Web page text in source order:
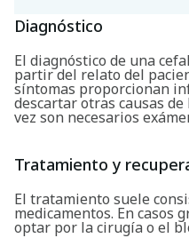
Diagnóstico
El diagnóstico de una
partir del relato del
síntomas proporcionan
descartar otras causas
vez son necesarios
Tratamiento y
El tratamiento suele
medicamentos. En casos
optar por la cirugía o el